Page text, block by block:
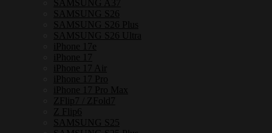
SAMSUNG A37
SAMSUNG S26
SAMSUNG S26 Plus
SAMSUNG S26 Ultra
iPhone 17e
iPhone 17
iPhone 17 Air
iPhone 17 Pro
iPhone 17 Pro Max
ZFlip7 / ZFold7
Z Flip6
SAMSUNG S25